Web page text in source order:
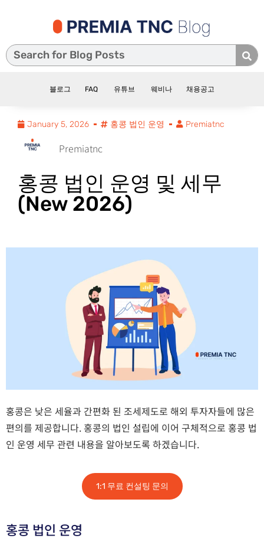
블로그 FAQ 유튜브 웨비나 채용공고
January 5, 2026 홍콩 법인 운영 Premiatnc
Premiatnc
홍콩 법인 운영 및 세무
(New 2026)
홍콩은 낮은 세율과 간편화 된 조세제도로 해외 투자자들에 많은
편의를 제공합니다. 홍콩의 법인 설립에 이어 구체적으로 홍콩 법
인 운영 세무 관련 내용을 알아보도록 하겠습니다.
1:1 무료 컨설팅 문의
홍콩 법인 운영